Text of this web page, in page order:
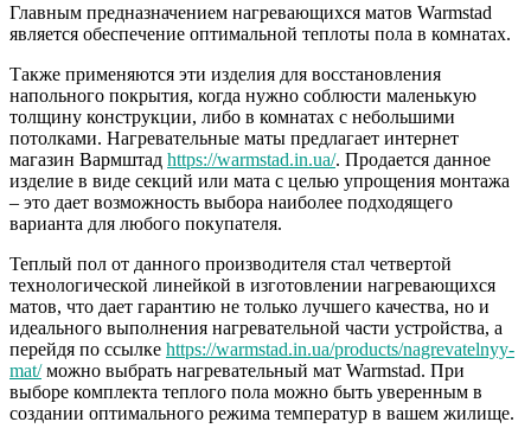
Главным предназначением нагревающихся матов Warmstad
является обеспечение оптимальной теплоты пола в комнатах.
Также применяются эти изделия для восстановления
напольного покрытия, когда нужно соблюсти маленькую
толщину конструкции, либо в комнатах с небольшими
потолками. Нагревательные маты предлагает интернет
магазин Вармштад https://warmstad.in.ua/. Продается данное
изделие в виде секций или мата с целью упрощения монтажа
– это дает возможность выбора наиболее подходящего
варианта для любого покупателя.
Теплый пол от данного производителя стал четвертой
технологической линейкой в изготовлении нагревающихся
матов, что дает гарантию не только лучшего качества, но и
идеального выполнения нагревательной части устройства, а
перейдя по ссылке https://warmstad.in.ua/products/nagrevatelnyy-
mat/можно выбрать нагревательный мат Warmstad. При
выборе комплекта теплого пола можно быть уверенным в
создании оптимального режима температур в вашем жилище.